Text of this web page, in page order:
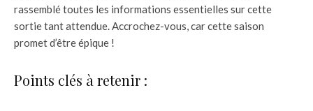
rassemblé toutes les informations essentielles sur cette
sortie tant attendue. Accrochez-vous, car cette saison
promet d’être épique !
Points clés à retenir :